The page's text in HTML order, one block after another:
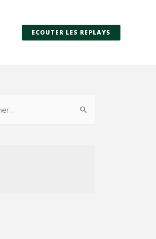
ECOUTER LES REPLAYS